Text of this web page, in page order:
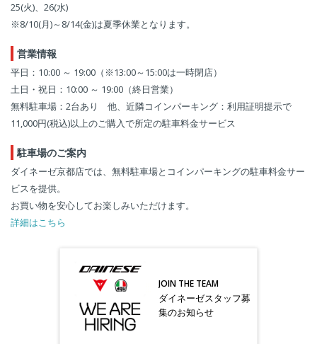
25(火)、26(水)
※8/10(月)～8/14(金)は夏季休業となります。
営業情報
平日：10:00 ～ 19:00（※13:00～15:00は一時閉店）
土日・祝日：10:00 ～ 19:00（終日営業）
無料駐車場：2台あり 他、近隣コインパーキング：利用証明提示で
11,000円(税込)以上のご購入で所定の駐車料金サービス
駐車場のご案内
ダイネーゼ京都店では、無料駐車場とコインパーキングの駐車料金サー
ビスを提供。
お買い物を安心してお楽しみいただけます。
詳細はこちら
JOIN THE TEAM
ダイネーゼスタッフ募
集のお知らせ